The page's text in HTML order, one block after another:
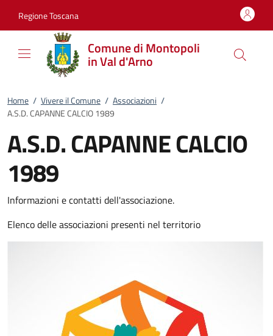
Regione Toscana
Comune di Montopoli
in Val d'Arno
Home / Vivere il Comune / Associazioni /
A.S.D. CAPANNE CALCIO 1989
A.S.D. CAPANNE CALCIO
1989
Informazioni e contatti dell'associazione.
Elenco delle associazioni presenti nel territorio